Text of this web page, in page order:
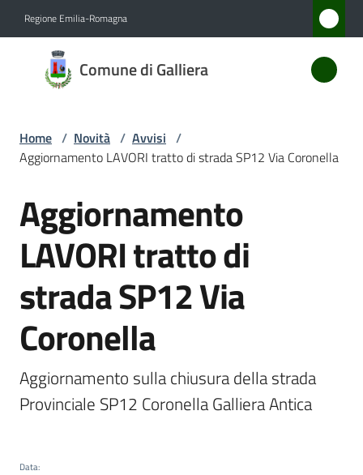
Regione Emilia-Romagna
Comune di Galliera
Comune
di
Novità
Menu selezionato
Servizi
Vivere
Galliera
Home / Novità / Avvisi /
Aggiornamento LAVORI tratto di strada SP12 Via Coronella
Salta al contenuto
Aggiornamento
LAVORI tratto di
strada SP12 Via
Coronella
Aggiornamento sulla chiusura della strada
Provinciale SP12 Coronella Galliera Antica
Data: